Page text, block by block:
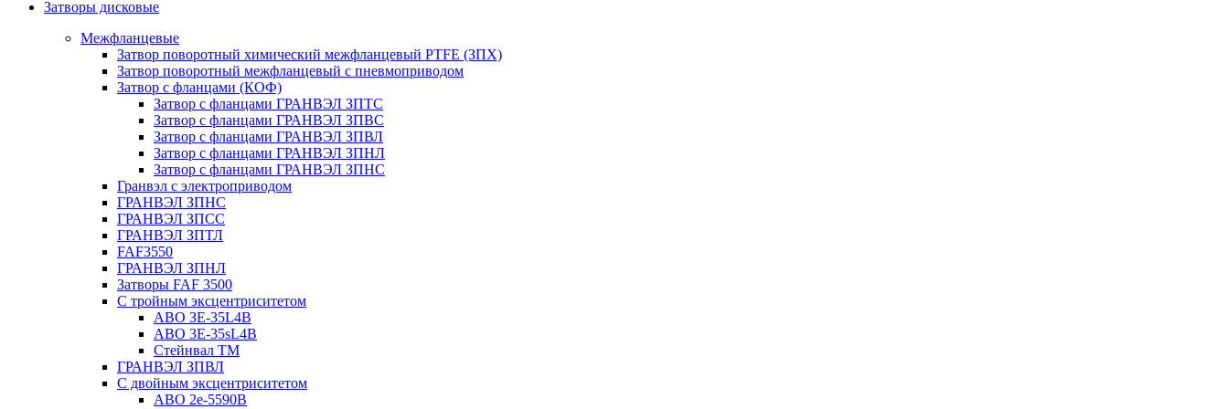
Затворы дисковые
Межфланцевые
Затвор поворотный химический межфланцевый PTFE (ЗПХ)
Затвор поворотный межфланцевый с пневмоприводом
Затвор с фланцами (КОФ)
Затвор с фланцами ГРАНВЭЛ ЗПТС
Затвор с фланцами ГРАНВЭЛ ЗПВС
Затвор с фланцами ГРАНВЭЛ ЗПВЛ
Затвор с фланцами ГРАНВЭЛ ЗПНЛ
Затвор с фланцами ГРАНВЭЛ ЗПНС
Гранвэл с электроприводом
ГРАНВЭЛ ЗПНС
ГРАНВЭЛ ЗПСС
ГРАНВЭЛ ЗПТЛ
FAF3550
ГРАНВЭЛ ЗПНЛ
Затворы FAF 3500
С тройным эксцентриситетом
ABO ЗE-35L4B
ABO 3E-35sL4B
Стейнвал ТМ
ГРАНВЭЛ ЗПВЛ
С двойным эксцентриситетом
ABO 2e-5590B